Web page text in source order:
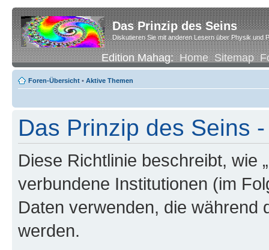
Das Prinzip des Seins
Diskutieren Sie mit anderen Lesern über Physik und
Edition Mahag:Home Sitemap
Foren-Übersicht • Aktive Themen
Das Prinzip des Seins
Diese Richtlinie beschreibt, wie
verbundene Institutionen (im
Daten verwenden, die während
werden.